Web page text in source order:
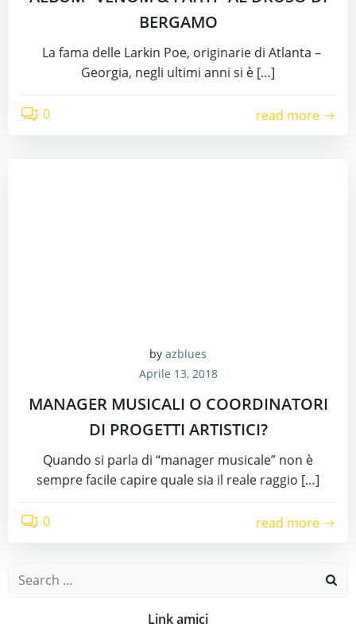
BERGAMO
La fama delle Larkin Poe, originarie di Atlanta –
Georgia, negli ultimi anni si è […]
0 read more
by azblues
Aprile 13, 2018
MANAGER MUSICALI O COORDINATORI
DI PROGETTI ARTISTICI?
Quando si parla di “manager musicale” non è
sempre facile capire quale sia il reale raggio […]
0 read more
Search
Link amici